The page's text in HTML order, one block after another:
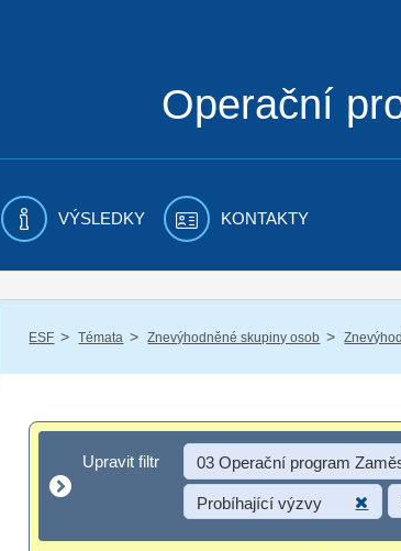
Operační
VÝSLEDKY KONTAKTY
ESF / Témata / Znevýhodněné skupiny osob /
Upravit filtr
Upravit filtr 03 Operační program
Probíhající výzvy